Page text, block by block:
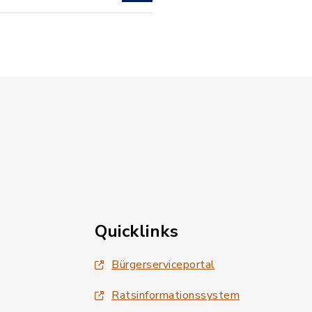
Quicklinks
Bürgerserviceportal
Ratsinformationssystem